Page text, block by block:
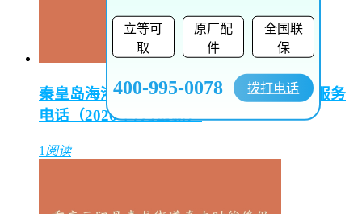
秦皇岛海港区海滨路街道阿玛尼维修保养服务
电话（2026年7月最新）
1 阅读
立等可
取
原厂配
件
全国联
保
400-995-0078 拨打电话